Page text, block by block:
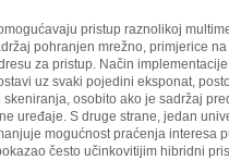
pristup raznolikoj
pohranjen mrežno, primjerice
za pristup. Način
uz svaki pojedini eksponat,
osobito ako je sadržaj
uređaje. S druge strane, jedan
mogućnost praćenja interesa
često učinkovitijim hibridni